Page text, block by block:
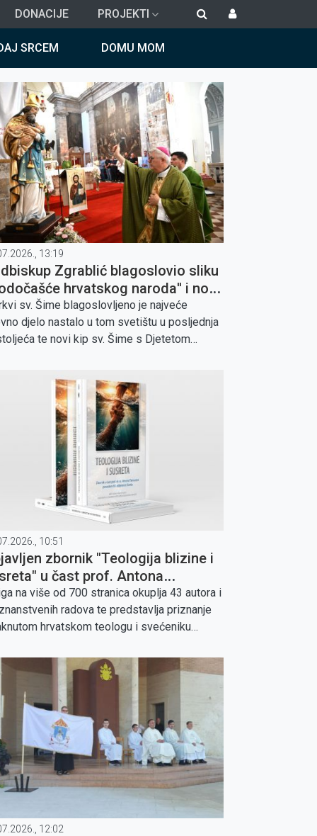
DONACIJE PROJEKTI
SRCEM DOMU MOM
13:19
Zgrablić blagoslovio sliku
hrvatskog naroda'' i novi
sv. Šime u Zadru
sv. Šime blagoslovljeno je najveće
djelo nastalo u tom svetištu u posljednja
te novi kip sv. Šime s Djetetom
10:51
zbornik "Teologija blizine i
u čast prof. Antona
na više od 700 stranica okuplja 43 autora i
radova te predstavlja priznanje
hrvatskom teologu i svećeniku
12:02